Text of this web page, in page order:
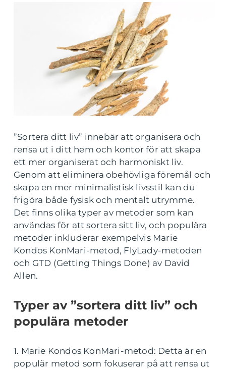
”Sortera ditt liv” innebär att organisera och
rensa ut i ditt hem och kontor för att skapa
ett mer organiserat och harmoniskt liv.
Genom att eliminera obehövliga föremål och
skapa en mer minimalistisk livsstil kan du
frigöra både fysisk och mentalt utrymme.
Det finns olika typer av metoder som kan
användas för att sortera sitt liv, och populära
metoder inkluderar exempelvis Marie
Kondos KonMari-metod, FlyLady-metoden
och GTD (Getting Things Done) av David
Allen.
Typer av ”sortera ditt liv” och
populära metoder
1. Marie Kondos KonMari-metod: Detta är en
populär metod som fokuserar på att rensa ut